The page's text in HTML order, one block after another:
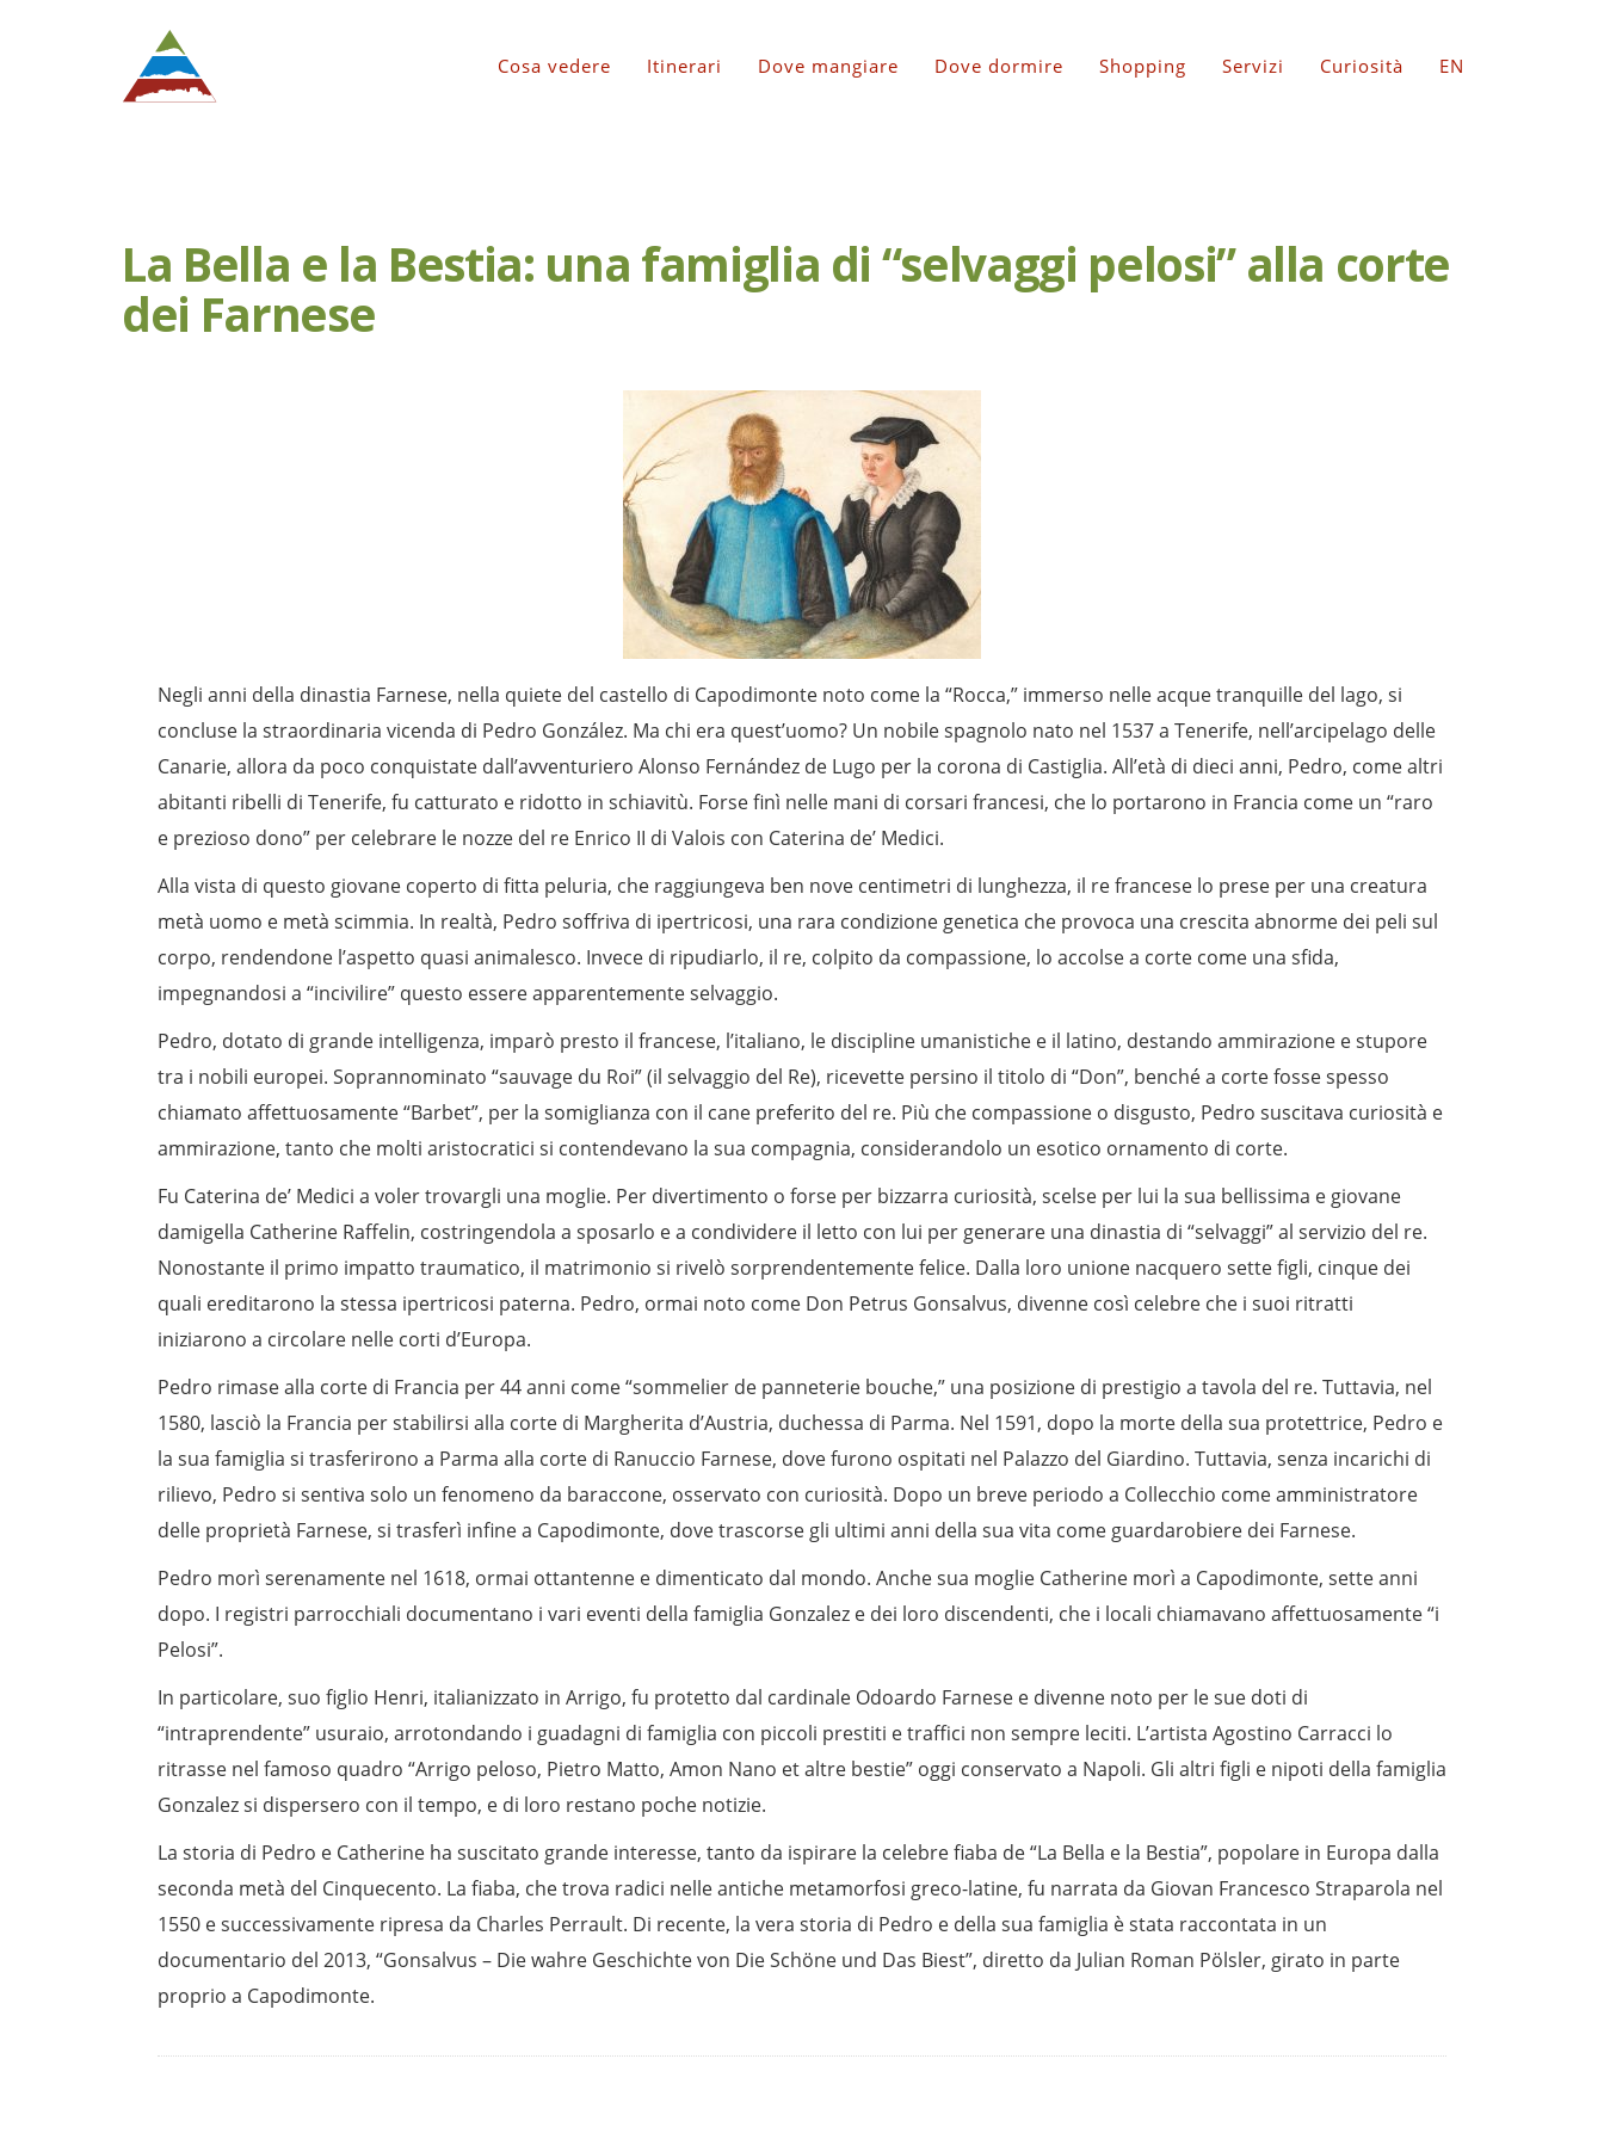
Cosa vedere Itinerari Dove mangiare Dove dormire Shopping Servizi Curiosità EN
La Bella e la Bestia: una famiglia di “selvaggi pelosi” alla corte
dei Farnese
Negli anni della dinastia Farnese, nella quiete del castello di Capodimonte noto come la “Rocca,” immerso nelle acque tranquille del lago, si
concluse la straordinaria vicenda di Pedro González. Ma chi era quest’uomo? Un nobile spagnolo nato nel 1537 a Tenerife, nell’arcipelago delle
Canarie, allora da poco conquistate dall’avventuriero Alonso Fernández de Lugo per la corona di Castiglia. All’età di dieci anni, Pedro, come altri
abitanti ribelli di Tenerife, fu catturato e ridotto in schiavitù. Forse finì nelle mani di corsari francesi, che lo portarono in Francia come un “raro
e prezioso dono” per celebrare le nozze del re Enrico II di Valois con Caterina de’ Medici.
Alla vista di questo giovane coperto di fitta peluria, che raggiungeva ben nove centimetri di lunghezza, il re francese lo prese per una creatura
metà uomo e metà scimmia. In realtà, Pedro soffriva di ipertricosi, una rara condizione genetica che provoca una crescita abnorme dei peli sul
corpo, rendendone l’aspetto quasi animalesco. Invece di ripudiarlo, il re, colpito da compassione, lo accolse a corte come una sfida,
impegnandosi a “incivilire” questo essere apparentemente selvaggio.
Pedro, dotato di grande intelligenza, imparò presto il francese, l’italiano, le discipline umanistiche e il latino, destando ammirazione e stupore
tra i nobili europei. Soprannominato “sauvage du Roi” (il selvaggio del Re), ricevette persino il titolo di “Don”, benché a corte fosse spesso
chiamato affettuosamente “Barbet”, per la somiglianza con il cane preferito del re. Più che compassione o disgusto, Pedro suscitava curiosità e
ammirazione, tanto che molti aristocratici si contendevano la sua compagnia, considerandolo un esotico ornamento di corte.
Fu Caterina de’ Medici a voler trovargli una moglie. Per divertimento o forse per bizzarra curiosità, scelse per lui la sua bellissima e giovane
damigella Catherine Raffelin, costringendola a sposarlo e a condividere il letto con lui per generare una dinastia di “selvaggi” al servizio del re.
Nonostante il primo impatto traumatico, il matrimonio si rivelò sorprendentemente felice. Dalla loro unione nacquero sette figli, cinque dei
quali ereditarono la stessa ipertricosi paterna. Pedro, ormai noto come Don Petrus Gonsalvus, divenne così celebre che i suoi ritratti
iniziarono a circolare nelle corti d’Europa.
Pedro rimase alla corte di Francia per 44 anni come “sommelier de panneterie bouche,” una posizione di prestigio a tavola del re. Tuttavia, nel
1580, lasciò la Francia per stabilirsi alla corte di Margherita d’Austria, duchessa di Parma. Nel 1591, dopo la morte della sua protettrice, Pedro e
la sua famiglia si trasferirono a Parma alla corte di Ranuccio Farnese, dove furono ospitati nel Palazzo del Giardino. Tuttavia, senza incarichi di
rilievo, Pedro si sentiva solo un fenomeno da baraccone, osservato con curiosità. Dopo un breve periodo a Collecchio come amministratore
delle proprietà Farnese, si trasferì infine a Capodimonte, dove trascorse gli ultimi anni della sua vita come guardarobiere dei Farnese.
Pedro morì serenamente nel 1618, ormai ottantenne e dimenticato dal mondo. Anche sua moglie Catherine morì a Capodimonte, sette anni
dopo. I registri parrocchiali documentano i vari eventi della famiglia Gonzalez e dei loro discendenti, che i locali chiamavano affettuosamente “i
Pelosi”.
In particolare, suo figlio Henri, italianizzato in Arrigo, fu protetto dal cardinale Odoardo Farnese e divenne noto per le sue doti di
“intraprendente” usuraio, arrotondando i guadagni di famiglia con piccoli prestiti e traffici non sempre leciti. L’artista Agostino Carracci lo
ritrasse nel famoso quadro “Arrigo peloso, Pietro Matto, Amon Nano et altre bestie” oggi conservato a Napoli. Gli altri figli e nipoti della famiglia
Gonzalez si dispersero con il tempo, e di loro restano poche notizie.
La storia di Pedro e Catherine ha suscitato grande interesse, tanto da ispirare la celebre fiaba de “La Bella e la Bestia”, popolare in Europa dalla
seconda metà del Cinquecento. La fiaba, che trova radici nelle antiche metamorfosi greco-latine, fu narrata da Giovan Francesco Straparola nel
1550 e successivamente ripresa da Charles Perrault. Di recente, la vera storia di Pedro e della sua famiglia è stata raccontata in un
documentario del 2013, “Gonsalvus – Die wahre Geschichte von Die Schöne und Das Biest”, diretto da Julian Roman Pölsler, girato in parte
proprio a Capodimonte.